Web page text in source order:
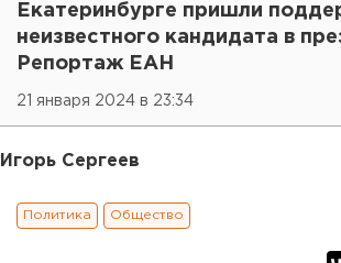
Екатеринбурге пришли
неизвестного кандидата в
Репортаж ЕАН
21 января 2024 в 23:34
Игорь Сергеев
Политика Общество